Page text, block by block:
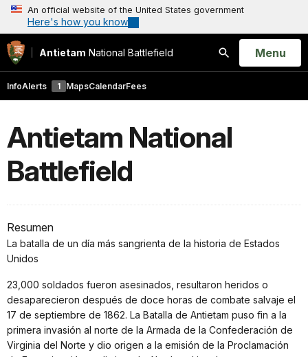
An official website of the United States government
Here's how you know
Antietam National Battlefield
Search
Open
Menu
InfoAlerts 1 MapsCalendarFees
Antietam National
Battlefield
Resumen
La batalla de un día más sangrienta de la historia de Estados
Unidos
23,000 soldados fueron asesinados, resultaron heridos o
desaparecieron después de doce horas de combate salvaje el
17 de septiembre de 1862. La Batalla de Antietam puso fin a la
primera invasión al norte de la Armada de la Confederación de
Virginia del Norte y dio origen a la emisión de la Proclamación